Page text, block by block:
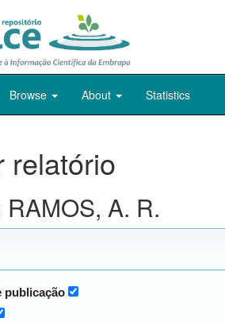
Browse About Statistics
relatório
A. R.
publicação